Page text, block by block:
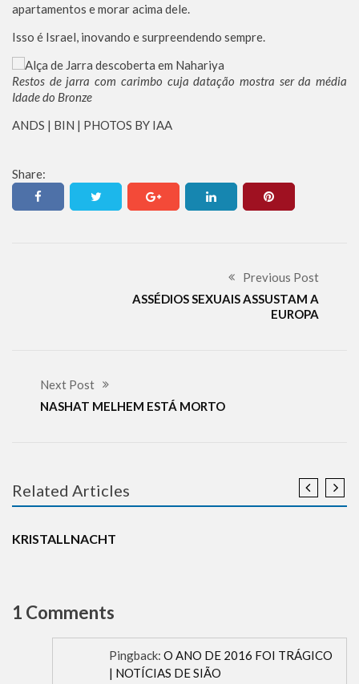
apartamentos e morar acima dele.
Isso é Israel, inovando e surpreendendo sempre.
Restos de jarra com carimbo cuja datação mostra ser da média
Idade do Bronze
ANDS | BIN | PHOTOS BY IAA
Share:
Previous Post
ASSÉDIOS SEXUAIS ASSUSTAM A
EUROPA
Next Post
NASHAT MELHEM ESTÁ MORTO
Related Articles
ANTISEMITISMO DESINFORMAÇÃO HOLOCAUSTO
KRISTALLNACHT
1 Comments
Pingback: O ANO DE 2016 FOI TRÁGICO
| NOTÍCIAS DE SIÃO